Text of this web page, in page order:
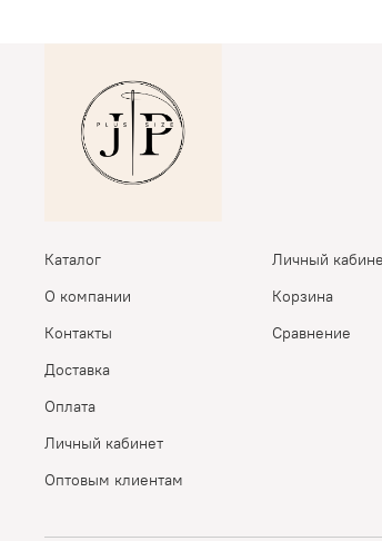
Каталог
О компании
Контакты
Доставка
Оплата
Личный кабинет
Оптовым клиентам
Личный
Корзина
Сравнение